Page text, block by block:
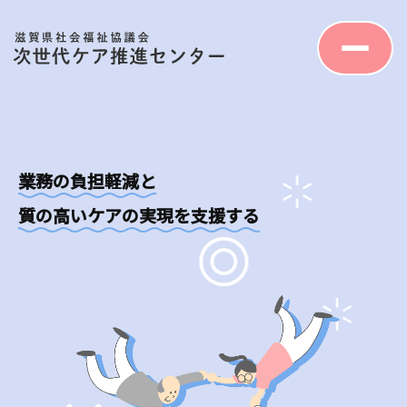
業務の負担軽減と
質の高いケアの実現を支援する